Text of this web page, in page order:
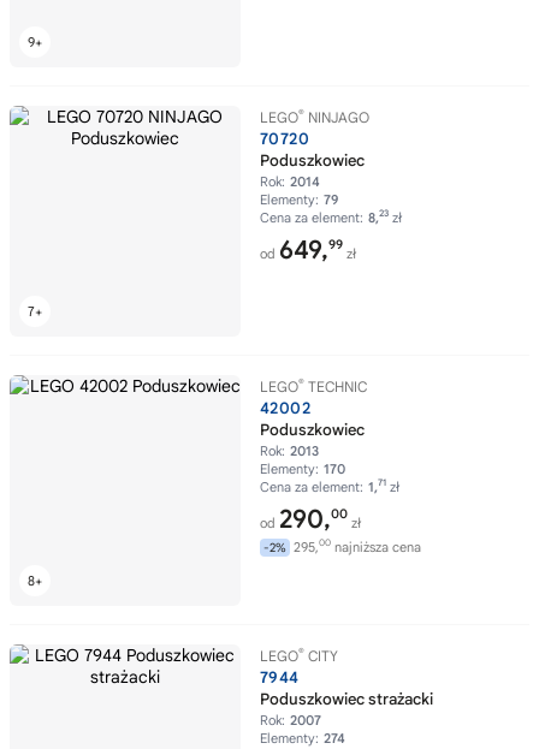
LEGO® NINJAGO
70720
Poduszkowiec
Rok: 2014
Elementy: 79
Cena za element: 8,23 zł
od 649,99
zł
LEGO® TECHNIC
42002
Poduszkowiec
Rok: 2013
Elementy: 170
Cena za element: 1,71 zł
od 290,00
zł
-2% 295,00 najniższa cena
LEGO® CITY
7944
Poduszkowiec strażacki
Rok: 2007
Elementy: 274